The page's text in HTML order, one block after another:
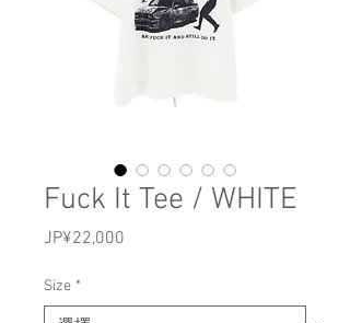
Fuck It Tee / WHITE
JP¥22,000
Size *